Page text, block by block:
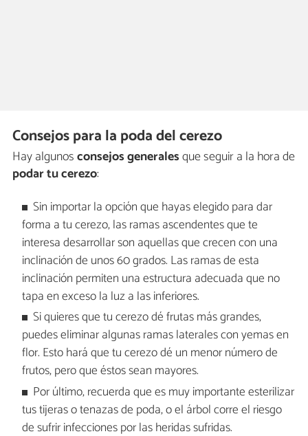
Consejos para la poda del cerezo
Hay algunosconsejos generalesque seguir a la hora de
podar tu cerezo:
Sin importar la opción que hayas elegido para dar
forma a tu cerezo, las ramas ascendentes que te
interesa desarrollar son aquellas que crecen con una
inclinación de unos 60 grados. Las ramas de esta
inclinación permiten una estructura adecuada que no
tapa en exceso la luz a las inferiores.
Si quieres que tu cerezo dé frutas más grandes,
puedes eliminar algunas ramas laterales con yemas en
flor. Esto hará que tu cerezo dé un menor número de
frutos, pero que éstos sean mayores.
Por último, recuerda que es muy importante esterilizar
tus tijeras o tenazas de poda, o el árbol corre el riesgo
de sufrir infecciones por las heridas sufridas.